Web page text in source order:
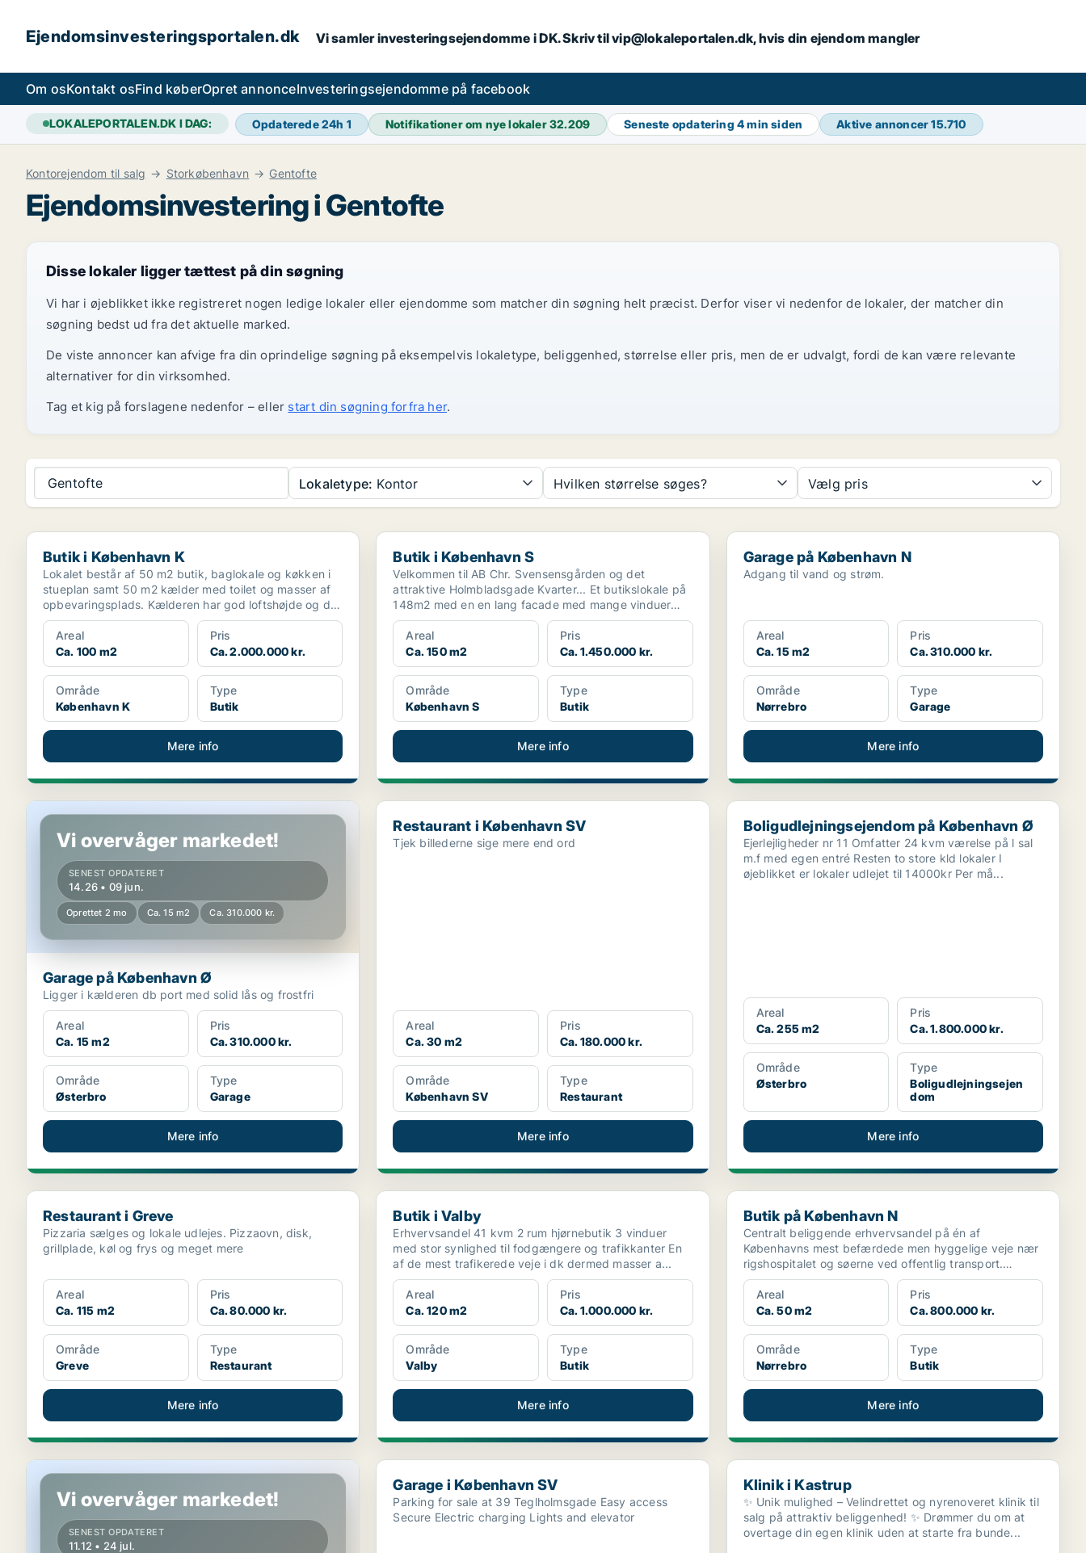
Ejendomsinvesteringsportalen.dk Vi samler investeringsejendomme i DK. Skriv til vip@lokaleportalen.dk, hvis din ejendom mangler
Om osKontakt osFind køberOpret annonceInvesteringsejendomme på facebook
LOKALEPORTALEN.DK I DAG: Opdaterede 24h 1 Notifikationer om nye lokaler32.209 Seneste opdatering4 min siden Aktive annoncer15.710
Kontorejendom til salg Storkøbenhavn Gentofte
Ejendomsinvestering i Gentofte
Disse lokaler ligger tættest på din søgning
Vi har i øjeblikket ikke registreret nogen ledige lokaler eller ejendomme som matcher din søgning helt præcist. Derfor viser vi nedenfor de lokaler, der matcher din
søgning bedst ud fra det aktuelle marked.
De viste annoncer kan afvige fra din oprindelige søgning på eksempelvis lokaletype, beliggenhed, størrelse eller pris, men de er udvalgt, fordi de kan være relevante
alternativer for din virksomhed.
Tag et kig på forslagene nedenfor – eller start din søgning forfra her.
Gentofte Lokaletype: Kontor Hvilken størrelse søges? Vælg pris
Butik i København K
Butik i København K
Lokalet består af 50 m2 butik, baglokale og køkken i
stueplan samt 50 m2 kælder med toilet og masser af
opbevaringsplads. Kælderen har god loftshøjde og der
...
Areal
Ca. 100 m2
Pris
Ca. 2.000.000 kr.
Område
København K
Type
Butik
Mere info
Butik i København S
Butik i København S
Velkommen til AB Chr. Svensensgården og det
attraktive Holmbladsgade Kvarter... Et butikslokale på
148m2 med en en lang facade med mange vinduer
mod Holmb...
Areal
Ca. 150 m2
Pris
Ca. 1.450.000 kr.
Område
København S
Type
Butik
Mere info
Garage på København N
Garage på København N
Adgang til vand og strøm.
Areal
Ca. 15 m2
Pris
Ca. 310.000 kr.
Område
Nørrebro
Type
Garage
Mere info
Garage på København Ø
Vi overvåger markedet!
SENEST OPDATERET
14.26 • 09 jun.
Oprettet 2 mo Ca. 15 m2 Ca. 310.000 kr.
Garage på København Ø
Ligger i kælderen db port med solid lås og frostfri
Areal
Ca. 15 m2
Pris
Ca. 310.000 kr.
Område
Østerbro
Type
Garage
Mere info
Restaurant i København SV
Restaurant i København SV
Tjek billederne sige mere end ord
Areal
Ca. 30 m2
Pris
Ca. 180.000 kr.
Område
København SV
Type
Restaurant
Mere info
Boligudlejningsejendom på København Ø
Boligudlejningsejendom på København Ø
Ejerlejligheder nr 11 Omfatter 24 kvm værelse på l sal
m.f med egen entré Resten to store kld lokaler I
øjeblikket er lokaler udlejet til 14000kr Per må...
Areal
Ca. 255 m2
Pris
Ca. 1.800.000 kr.
Område
Østerbro
Type
Boligudlejningsejen
dom
Mere info
Restaurant i Greve
Restaurant i Greve
Pizzaria sælges og lokale udlejes. Pizzaovn, disk,
grillplade, køl og frys og meget mere
Areal
Ca. 115 m2
Pris
Ca. 80.000 kr.
Område
Greve
Type
Restaurant
Mere info
Butik i Valby
Butik i Valby
Erhvervsandel 41 kvm 2 rum hjørnebutik 3 vinduer
med stor synlighed til fodgængere og trafikkanter En
af de mest trafikerede veje i dk dermed masser a...
Areal
Ca. 120 m2
Pris
Ca. 1.000.000 kr.
Område
Valby
Type
Butik
Mere info
Butik på København N
Butik på København N
Centralt beliggende erhvervsandel på én af
Københavns mest befærdede men hyggelige veje nær
rigshospitalet og søerne ved offentlig transport.
Lokalerne er be...
Areal
Ca. 50 m2
Pris
Ca. 800.000 kr.
Område
Nørrebro
Type
Butik
Mere info
Butik i Hellerup
Vi overvåger markedet!
SENEST OPDATERET
11.12 • 24 jul.
Garage i København SV
Garage i København SV
Parking for sale at 39 Teglholmsgade Easy access
Secure Electric charging Lights and elevator
Klinik i Kastrup
Klinik i Kastrup
✨ Unik mulighed – Velindrettet og nyrenoveret klinik til
salg på attraktiv beliggenhed! ✨ Drømmer du om at
overtage din egen klinik uden at starte fra bunde...